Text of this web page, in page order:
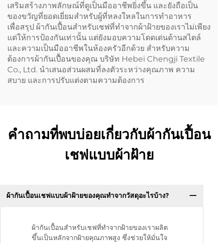
เสริมสร้างภาพลักษณ์ที่ดูเป็นมืออาชีพยิ่งขึ้น และยังถือเป็น
ของขวัญที่ยอดเยี่ยมสำหรับผู้ที่หลงใหลในการทำอาหาร
เพื่อสรุป ผ้ากันเปื้อนสำหรับเชฟที่ทำจากผ้าฝ้ายของเราไม่เพียง
แต่ให้การป้องกันเท่านั้น แต่ยังมอบความโดดเด่นด้านสไตล์
และความเป็นมืออาชีพในห้องครัวอีกด้วย สำหรับความ
ต้องการผ้ากันเปื้อนของคุณ บริษัท Hebei Chengji Textile
Co., Ltd. นำเสนอส่วนผสมที่ลงตัวระหว่างคุณภาพ ความ
สบาย และการปรับแต่งตามความต้องการ
คำถามที่พบบ่อยเกี่ยวกับผ้ากันเปื้อน
เชฟแบบผ้าฝ้าย
ผ้ากันเปื้อนเชฟแบบผ้าฝ้ายของคุณทำจากวัสดุอะไรบ้าง?
ผ้ากันเปื้อนสำหรับเชฟที่ทำจากฝ้ายของเราผลิต
ขึ้นเป็นหลักจากฝ้ายคุณภาพสูง ซึ่งช่วยให้มั่นใจ